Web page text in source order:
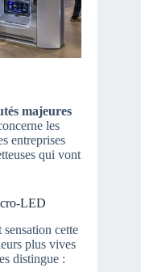
majeures
les
entreprises
qui vont
LED
cette
plus vives
distingue :